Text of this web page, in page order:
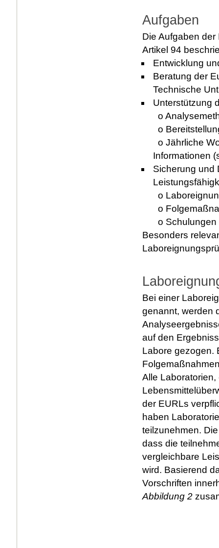
Aufgaben
Die Aufgaben
Artikel 94
Entwicklung
Beratung der
Technische
Unterstützung
o
o
o Jährliche
Informationen
Sicherung und
o
o
o Schulungen
Besonders
Bei einer
genannt, werden
auf den
Labore gezogen.
Alle
der EURLs
haben
teilzunehmen.
dass die
vergleichbare
wird. Basierend
Vorschriften
Abbildung 2